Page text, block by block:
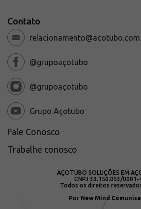
Contato
@grupoaçotubo
@grupoaçotubo
Grupo Açotubo
Fale Conosco
Trabalhe conosco
AÇOTUBO SOLUÇÕES EM
CNPJ 33.150.053/0001-
Todos os direitos
Por New Mind